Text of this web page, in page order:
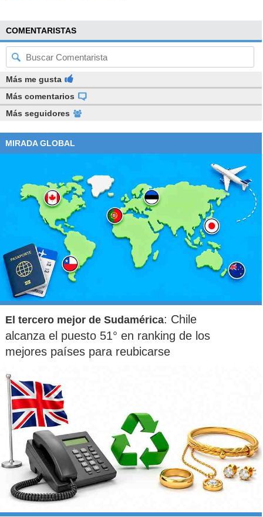
COMENTARISTAS
Más me gusta
Más comentarios
Más seguidores
MIRADA GLOBAL
El tercero mejor de Sudamérica: Chile
alcanza el puesto 51° en ranking de los
mejores países para reubicarse